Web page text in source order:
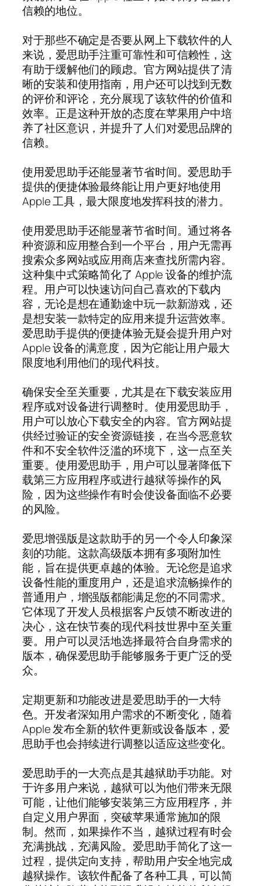
信赖的地位。
对于那些不确定是否要从网上下载软件的人
来说，爱思助手注重可靠性和可信赖性，这
有助于缓解他们的顾虑。官方网站提供了清
晰的安装和使用指南，用户还可以找到无数
的评价和评论，充分展现了该软件的价值和
效率。正是这种开放的态度在苹果用户中培
养了社区意识，并提升了人们对爱思品牌的
信赖。
使用爱思助手还能显著节省时间。爱思助手
提供的便捷体验最终能让用户更好地使用
Apple 工具，最大限度地发挥科技的潜力。
使用爱思助手还能显著节省时间。通过将各
种资源和应用整合到一个平台，用户无需再
搜索众多网站或应用商店来查找所需内容。
这种集中式策略简化了 Apple 设备的维护流
程。用户可以快速访问自己喜欢的下载内
容，无论是想在通勤途中玩一款新游戏，还
是想安装一款特定的应用来提升运营效率。
爱思助手提供的便捷体验无疑会提升用户对
Apple 设备的满意度，因为它能让用户最大
限度地利用他们的现代科技。
确保安全至关重要，尤其是在下载安装应用
程序或对设备进行调整时。使用爱思助手，
用户可以放心下载安全的内容。官方网站提
供经过验证的安全资源链接，在当今恶意软
件和不安全软件泛滥的环境下，这一点至关
重要。使用爱思助手，用户可以显著降低下
载第三方应用程序或进行越狱等操作的风
险，因为这些操作有时会使设备面临不必要
的风险。
爱思增强版是这款助手的另一个令人印象深
刻的功能。这款高级版本拥有多项附加性
能，旨在提供更卓越的体验。无论您是追求
设备性能的重度用户，还是追求流畅操作的
普通用户，增强版都能满足您的不同需求。
它体现了开发人员根据客户反馈不断改进的
决心，这在快节奏的现代科技世界中至关重
要。用户可以灵活地选择最符合自身需求的
版本，确保爱思助手能够服务于更广泛的受
众。
定期更新和功能改进是爱思助手的一大特
色。开发者深知用户需求的不断变化，随着
Apple 发布全新的软件更新或设备版本，爱
思助手也会持续进行调整以适应这些变化。
爱思助手的一大亮点是其越狱助手功能。对
于许多用户来说，越狱可以为他们带来无限
可能，让他们能够安装第三方应用程序，并
自定义用户界面，突破苹果通常施加的限
制。然而，如果操作不当，越狱过程有时会
充满挑战，充满风险。爱思助手简化了这一
过程，提供定向支持，帮助用户安全地完成
越狱操作。该软件配备了各种工具，可以简